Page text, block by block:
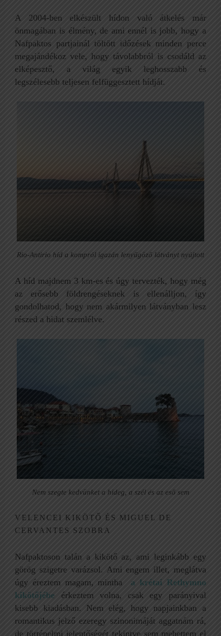
A 2004-ben elkészült hídon való átkelés már
önmagában is élmény, de ami ennél is jobb, hogy a
Nafpaktos partjainál töltött időzések minden perce
megajándékoz vele, hogy távolabbról is csodáld az
elképesztő, a világ egyik leghosszabb és
legszélesebb teljesen felfüggesztett hídját.
Rio-Antirio híd a kompról igazán lenyűgöző látványt nyújtott
A híd majdnem 3 km-es és úgy tervezték, hogy még
az erősebb földrengéseknek is ellenálljon, így
gondolhatod, hogy nem akármilyen látványban lesz
részed a hidat szemlélve.
Nem szegte kedvünket a hideg, a szél és az eső sem
VELENCEI KIKÖTŐ ÉS MIGUEL DE
CERVANTES SZOBRA
Nafpaktoson talán a kikötő az, ami leginkább egy
görög szigetre varázsol. Ami engem illet, meglátva
úgy éreztem magam, mintha a krétai Rethymno
kikötőjébe érkeztem volna, csak egy parányival
kisebb kiadásban. Nem elég, hogy napjainkban a
romantikus jelző ezeregy szinonimáját aggatnám rá,
de történelmi jelentőségét tekintve sem mehettem el